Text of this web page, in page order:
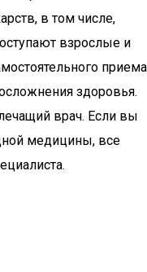
в том числе,
взрослые и
приема
здоровья.
врач. Если вы
медицины, все